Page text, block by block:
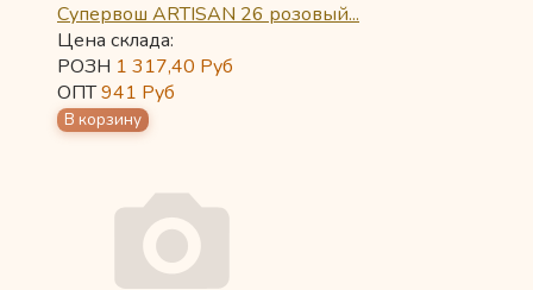
Супервош ARTISAN 26 розовый...
Цена склада:
РОЗН 1 317,40 Руб
ОПТ941 Руб